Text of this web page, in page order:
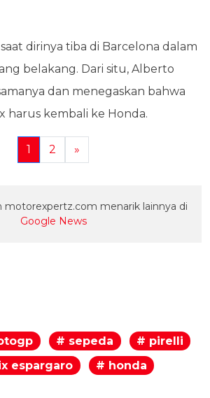
dirinya tiba di Barcelona dalam
belakang. Dari situ, Alberto
dan menegaskan bahwa
harus kembali ke Honda.
1 2 »
motorexpertz.com menarik lainnya di
Google News
# sepeda
# pirelli
espargaro
# honda